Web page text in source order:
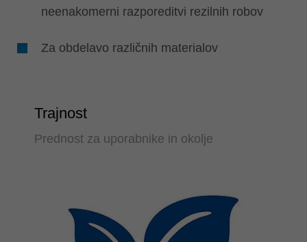
neenakomerni razporeditvi rezilnih robov
Za obdelavo različnih materialov
Trajnost
Prednost za uporabnike in okolje